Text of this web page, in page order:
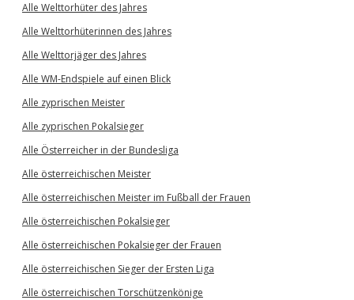
Alle Welttorhüter des Jahres
Alle Welttorhüterinnen des Jahres
Alle Welttorjäger des Jahres
Alle WM-Endspiele auf einen Blick
Alle zyprischen Meister
Alle zyprischen Pokalsieger
Alle Österreicher in der Bundesliga
Alle österreichischen Meister
Alle österreichischen Meister im Fußball der Frauen
Alle österreichischen Pokalsieger
Alle österreichischen Pokalsieger der Frauen
Alle österreichischen Sieger der Ersten Liga
Alle österreichischen Torschützenkönige